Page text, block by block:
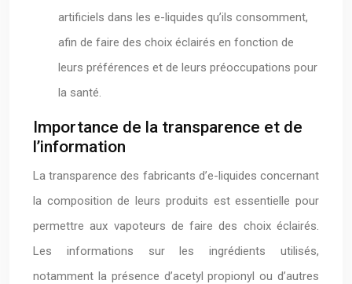
artificiels dans les e-liquides qu’ils consomment,
afin de faire des choix éclairés en fonction de
leurs préférences et de leurs préoccupations pour
la santé.
Importance de la transparence et de
l’information
La transparence des fabricants d’e-liquides concernant
la composition de leurs produits est essentielle pour
permettre aux vapoteurs de faire des choix éclairés.
Les informations sur les ingrédients utilisés,
notamment la présence d’acetyl propionyl ou d’autres